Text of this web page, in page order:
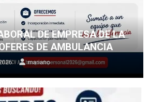
DE EMPRESA DE LA
DE AMBULANCIA
mariano